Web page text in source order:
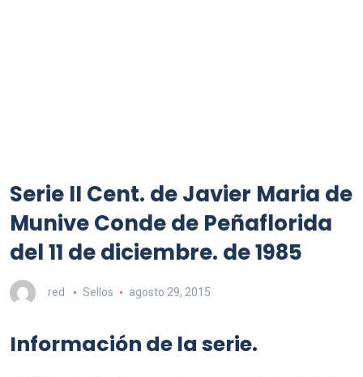
Serie II Cent. de Javier Maria de
Munive Conde de Peñaflorida
del 11 de diciembre. de 1985
red Sellos agosto 29, 2015
Información de la serie.